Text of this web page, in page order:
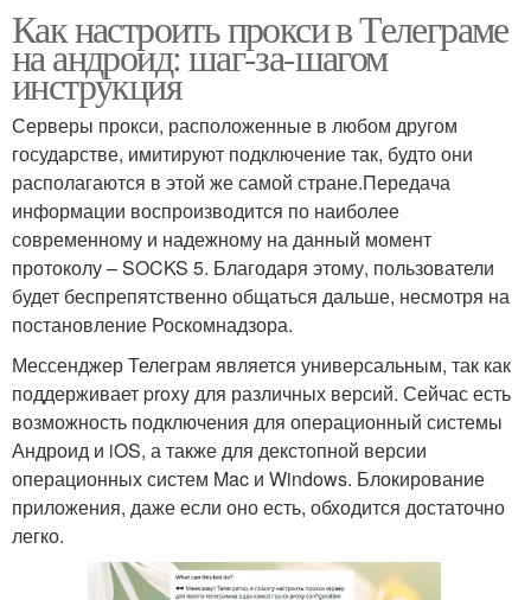
Как настроить прокси в Телеграме
на андроид: шаг-за-шагом
инструкция
Серверы прокси, расположенные в любом другом
государстве, имитируют подключение так, будто они
располагаются в этой же самой стране.Передача
информации воспроизводится по наиболее
современному и надежному на данный момент
протоколу – SOCKS 5. Благодаря этому, пользователи
будет беспрепятственно общаться дальше, несмотря на
постановление Роскомнадзора.
Мессенджер Телеграм является универсальным, так как
поддерживает proxy для различных версий. Сейчас есть
возможность подключения для операционный системы
Андроид и iOS, а также для декстопной версии
операционных систем Mac и Windows. Блокирование
приложения, даже если оно есть, обходится достаточно
легко.